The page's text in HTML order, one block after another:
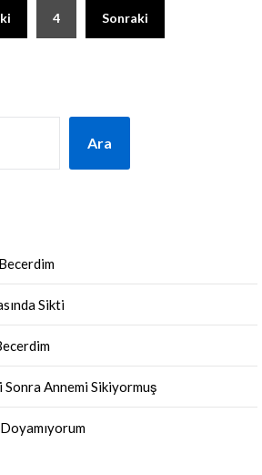
4 Sonraki
Ara
Sikti
Sonra Annemi Sikiyormuş